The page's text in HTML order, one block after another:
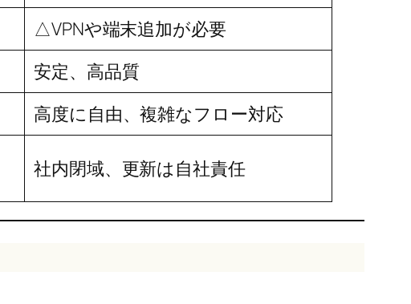
△VPNや端末追加が必要
安定、高品質
高度に自由、複雑なフロー対応
社内閉域、更新は自社責任